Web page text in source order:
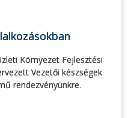
Környezet Fejlesztési
Vezetői készségek
rendezvényünkre.